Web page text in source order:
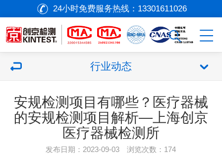
24小时免费服务热线： 13301611026
行业动态
安规检测项目有哪些？医疗器械
的安规检测项目解析—上海创京
医疗器械检测所
发布日期：2023-09-03 浏览次数： 174